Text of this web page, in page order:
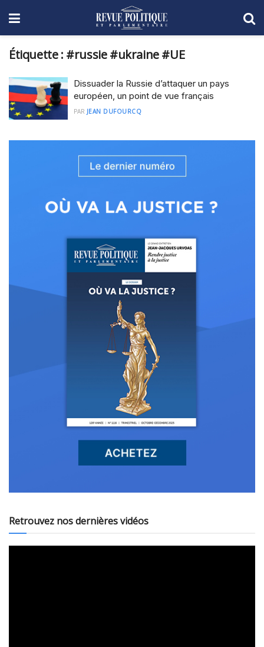
Étiquette : #russie #ukraine #UE
Dissuader la Russie d’attaquer un pays
européen, un point de vue français
PAR JEAN DUFOURCQ
Retrouvez nos dernières vidéos